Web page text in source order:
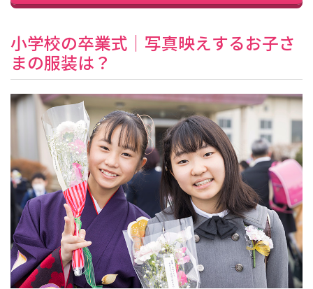
小学校の卒業式｜写真映えするお子さ
まの服装は？